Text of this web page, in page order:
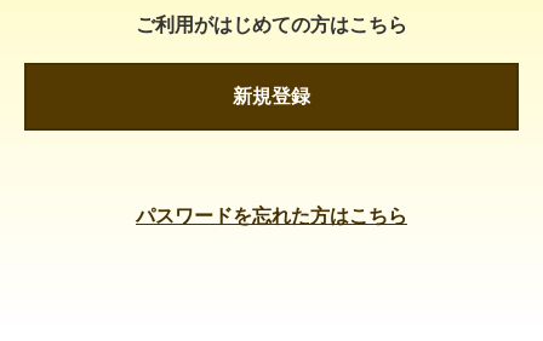
ご利用がはじめての方はこちら
新規登録
パスワードを忘れた方はこちら